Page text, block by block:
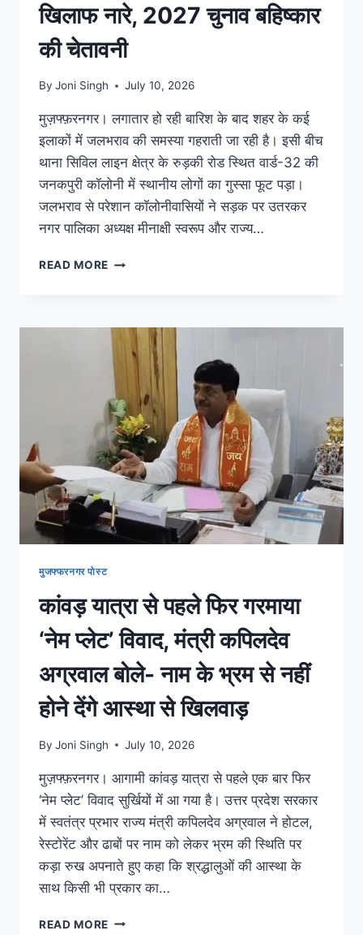
खिलाफ नारे, 2027 चुनाव बहिष्कार
की चेतावनी
By Joni Singh July 10, 2026
मुज़फ्फ़रनगर। लगातार हो रही बारिश के बाद शहर के कई
इलाकों में जलभराव की समस्या गहराती जा रही है। इसी बीच
थाना सिविल लाइन क्षेत्र के रुड़की रोड स्थित वार्ड-32 की
जनकपुरी कॉलोनी में स्थानीय लोगों का गुस्सा फूट पड़ा।
जलभराव से परेशान कॉलोनीवासियों ने सड़क पर उतरकर
नगर पालिका अध्यक्ष मीनाक्षी स्वरूप और राज्य…
READ MORE
मुजफ्फरनगर पोस्ट
कांवड़ यात्रा से पहले फिर गरमाया
‘नेम प्लेट’ विवाद, मंत्री कपिलदेव
अग्रवाल बोले- नाम के भ्रम से नहीं
होने देंगे आस्था से खिलवाड़
By Joni Singh July 10, 2026
मुज़फ्फ़रनगर। आगामी कांवड़ यात्रा से पहले एक बार फिर
‘नेम प्लेट’ विवाद सुर्खियों में आ गया है। उत्तर प्रदेश सरकार
में स्वतंत्र प्रभार राज्य मंत्री कपिलदेव अग्रवाल ने होटल,
रेस्टोरेंट और ढाबों पर नाम को लेकर भ्रम की स्थिति पर
कड़ा रुख अपनाते हुए कहा कि श्रद्धालुओं की आस्था के
साथ किसी भी प्रकार का…
READ MORE